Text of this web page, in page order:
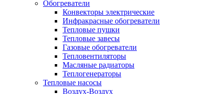
Обогреватели
Конвекторы электрические
Инфракрасные обогреватели
Тепловые пушки
Тепловые завесы
Газовые обогреватели
Тепловентиляторы
Масляные радиаторы
Теплогенераторы
Тепловые насосы
Воздух-Воздух